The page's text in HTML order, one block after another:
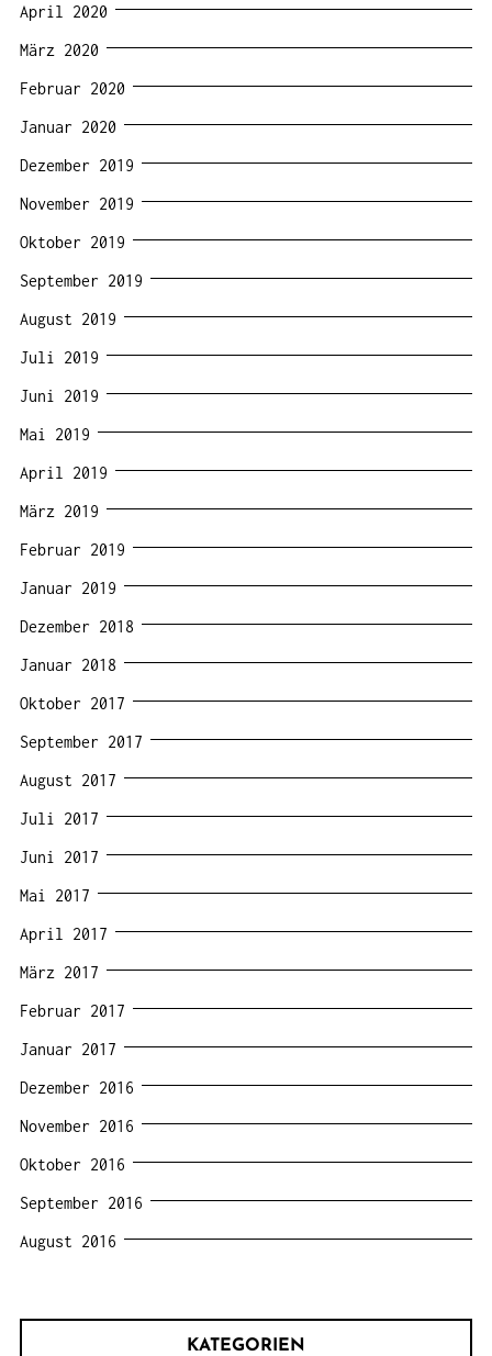
April 2020
März 2020
Februar 2020
Januar 2020
Dezember 2019
November 2019
Oktober 2019
September 2019
August 2019
Juli 2019
Juni 2019
Mai 2019
April 2019
März 2019
Februar 2019
Januar 2019
Dezember 2018
Januar 2018
Oktober 2017
September 2017
August 2017
Juli 2017
Juni 2017
Mai 2017
April 2017
März 2017
Februar 2017
Januar 2017
Dezember 2016
November 2016
Oktober 2016
September 2016
August 2016
KATEGORIEN